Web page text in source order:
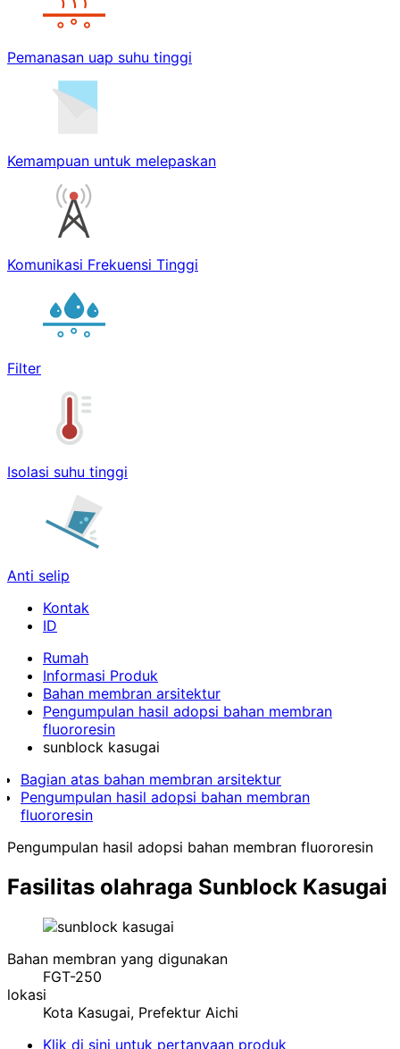
Pemanasan uap suhu tinggi
Kemampuan untuk melepaskan
Komunikasi Frekuensi Tinggi
Filter
Isolasi suhu tinggi
Anti selip
Kontak
Rumah
Informasi Produk
Bahan membran arsitektur
Pengumpulan hasil adopsi bahan membran
fluororesin
sunblock kasugai
Bagian atas bahan membran arsitektur
Pengumpulan hasil adopsi bahan membran
fluororesin
Pengumpulan hasil adopsi bahan membran fluororesin
Fasilitas olahraga Sunblock Kasugai
Bahan membran yang digunakan
FGT-250
lokasi
Kota Kasugai, Prefektur Aichi
Klik di sini untuk pertanyaan produk